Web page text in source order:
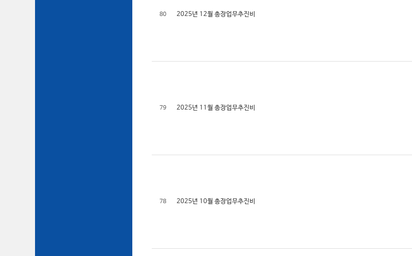
80 2025년 12월 총장업무추진비
79 2025년 11월 총장업무추진비
78 2025년 10월 총장업무추진비